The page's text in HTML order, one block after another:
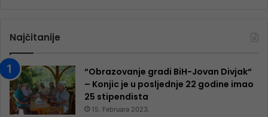
Najčitanije
“Obrazovanje gradi BiH-Jovan Divjak“
– Konjic je u posljednje 22 godine imao
25 ​​stipendista
15. Februara 2023.